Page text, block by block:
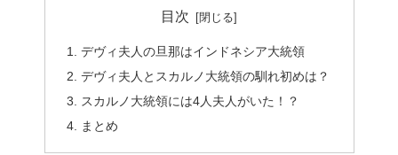
目次
デヴィ夫人の旦那はインドネシア大統領
デヴィ夫人とスカルノ大統領の馴れ初めは？
スカルノ大統領には4人夫人がいた！？
まとめ